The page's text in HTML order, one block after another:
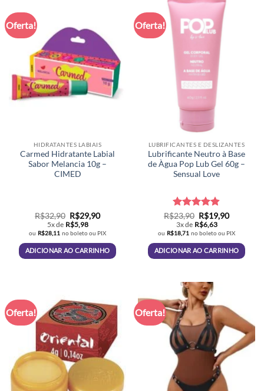
variantes.
As
opções
podem
ser
escolhidas
Oferta!
HIDRATANTES LABIAIS
Carmed Hidratante Labial
Sabor Melancia 10g –
CIMED
R$32,90 O
preço
original
era:
R$32,90.
R$29,90O
atual
é:
R$29,90.
5x de R$5,98
ou R$28,11 no boleto ou PIX
ADICIONAR AO CARRINHO
Oferta!
LUBRIFICANTES E DESLIZANTES
Lubrificante Neutro à Base
de Àgua Pop Lub Gel 60g –
Sensual Love
Avaliação
4.79de 5
R$23,90 O
preço
original
era:
R$23,90.
R$19,90O
atual
é:
R$19,90.
3x de R$6,63
ou R$18,71 no boleto ou PIX
ADICIONAR AO CARRINHO
Oferta! Oferta!